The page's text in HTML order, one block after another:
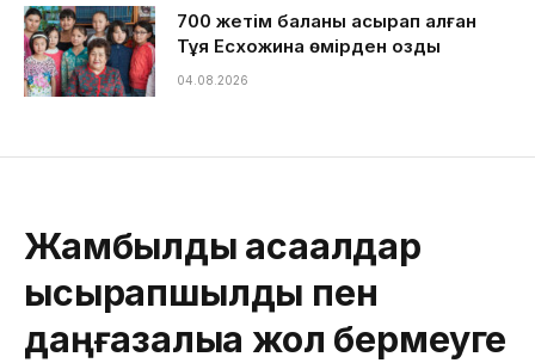
700 жетім баланы асырап алған
Тұяқ Есхожина өмірден озды
04.08.2026
Жамбылдық ақсақалдар
ысырапшылдық пен
даңғазалыққа жол бермеуге